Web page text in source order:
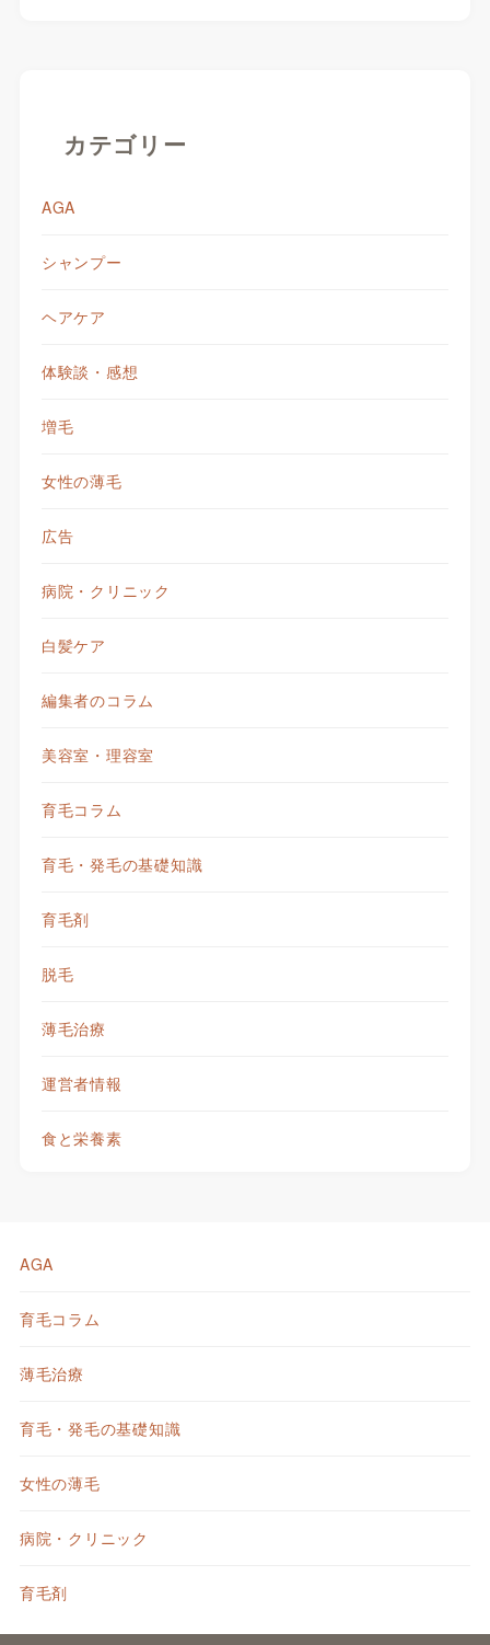
カテゴリー
AGA
シャンプー
ヘアケア
体験談・感想
増毛
女性の薄毛
広告
病院・クリニック
白髪ケア
編集者のコラム
美容室・理容室
育毛コラム
育毛・発毛の基礎知識
育毛剤
脱毛
薄毛治療
運営者情報
食と栄養素
AGA
育毛コラム
薄毛治療
育毛・発毛の基礎知識
女性の薄毛
病院・クリニック
育毛剤